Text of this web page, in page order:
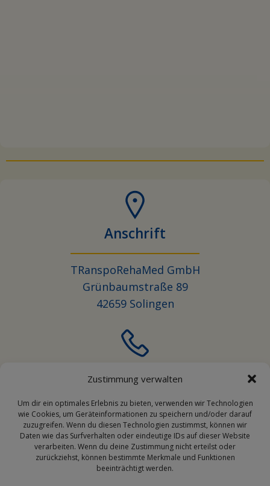
Zustimmung verwalten
Um dir ein optimales Erlebnis zu bieten, verwenden wir Technologien
wie Cookies, um Geräteinformationen zu speichern und/oder darauf
zuzugreifen. Wenn du diesen Technologien zustimmst, können wir
Daten wie das Surfverhalten oder eindeutige IDs auf dieser Website
verarbeiten. Wenn du deine Zustimmung nicht erteilst oder
zurückziehst, können bestimmte Merkmale und Funktionen
beeinträchtigt werden.
Email
Social Media
© 2026 TRanspoRehaMed GmbH